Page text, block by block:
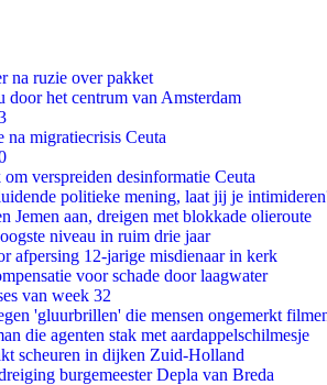
na ruzie over pakket
door het centrum van Amsterdam
na migratiecrisis Ceuta
verspreiden desinformatie Ceuta
politieke mening, laat jij je
Jemen aan, dreigen met blokkade olieroute
niveau in ruim drie jaar
afpersing 12-jarige misdienaar in kerk
voor schade door laagwater
van week 32
'gluurbrillen' die mensen ongemerkt
die agenten stak met aardappelschilmesje
scheuren in dijken Zuid-Holland
burgemeester Depla van Breda